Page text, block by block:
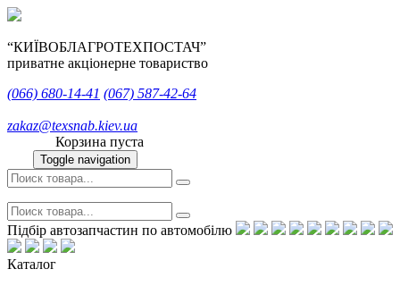
“КИЇВОБЛАГРОТЕХПОСТАЧ”
приватне акціонерне товариство
(066) 680-14-41 (067) 587-42-64
zakaz@texsnab.kiev.ua
Корзина пуста
Toggle navigation
Підбір автозапчастин по автомобілю
Каталог